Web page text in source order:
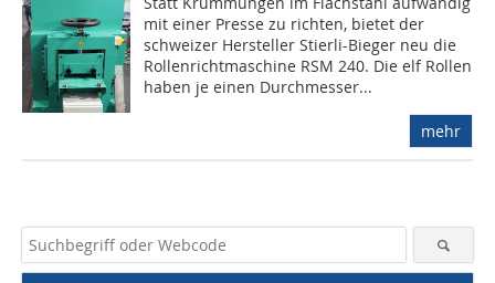
mit einer Presse zu richten, bietet der
schweizer Hersteller Stierli-Bieger neu die
Rollenrichtmaschine RSM 240. Die elf Rollen
haben je einen Durchmesser...
mehr